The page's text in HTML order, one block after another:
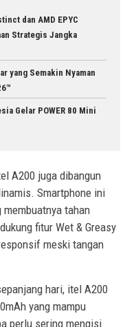
dan AMD EPYC
Strategis Jangka
yang Semakin Nyaman
Gelar POWER 80 Mini
A200 juga dibangun
Smartphone ini
tahan
fitur Wet & Greasy
meski tangan
hari, itel A200
yang mampu
perlu sering mengisi